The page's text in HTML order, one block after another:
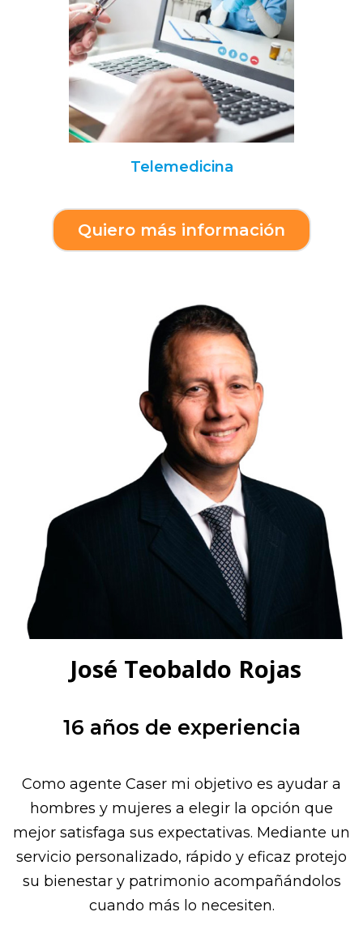
Telemedicina
Quiero más información
José Teobaldo Rojas
16 años de experiencia
Como agente Caser mi objetivo es ayudar a
hombres y mujeres a elegir la opción que
mejor satisfaga sus expectativas. Mediante un
servicio personalizado, rápido y eficaz protejo
su bienestar y patrimonio acompañándolos
cuando más lo necesiten.